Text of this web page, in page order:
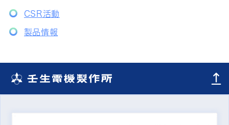
CSR活動
製品情報